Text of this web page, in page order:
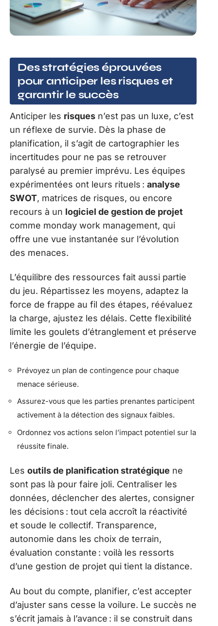
Des stratégies éprouvées
pour anticiper les risques et
garantir le succès
Anticiper les risques n’est pas un luxe, c’est
un réflexe de survie. Dès la phase de
planification, il s’agit de cartographier les
incertitudes pour ne pas se retrouver
paralysé au premier imprévu. Les équipes
expérimentées ont leurs rituels : analyse
SWOT, matrices de risques, ou encore
recours à un logiciel de gestion de projet
comme monday work management, qui
offre une vue instantanée sur l’évolution
des menaces.
L’équilibre des ressources fait aussi partie
du jeu. Répartissez les moyens, adaptez la
force de frappe au fil des étapes, réévaluez
la charge, ajustez les délais. Cette flexibilité
limite les goulets d’étranglement et préserve
l’énergie de l’équipe.
Prévoyez un plan de contingence pour chaque
menace sérieuse.
Assurez-vous que les parties prenantes participent
activement à la détection des signaux faibles.
Ordonnez vos actions selon l’impact potentiel sur la
réussite finale.
Les outils de planification stratégique ne
sont pas là pour faire joli. Centraliser les
données, déclencher des alertes, consigner
les décisions : tout cela accroît la réactivité
et soude le collectif. Transparence,
autonomie dans les choix de terrain,
évaluation constante : voilà les ressorts
d’une gestion de projet qui tient la distance.
Au bout du compte, planifier, c’est accepter
d’ajuster sans cesse la voilure. Le succès ne
s’écrit jamais à l’avance : il se construit dans